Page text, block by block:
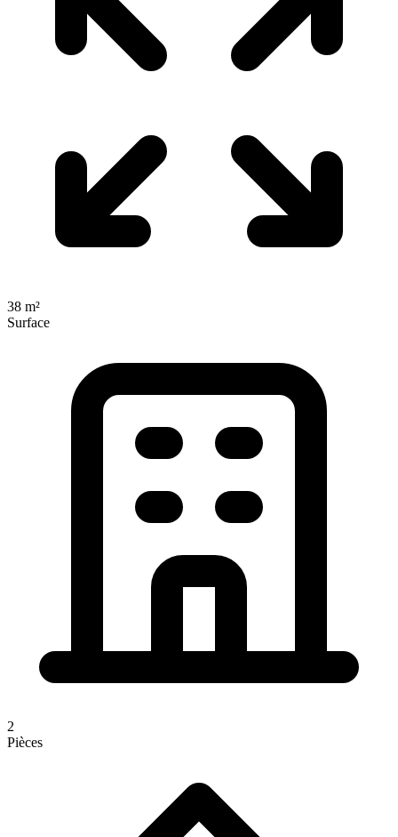
38 m²
Surface
2
Pièces